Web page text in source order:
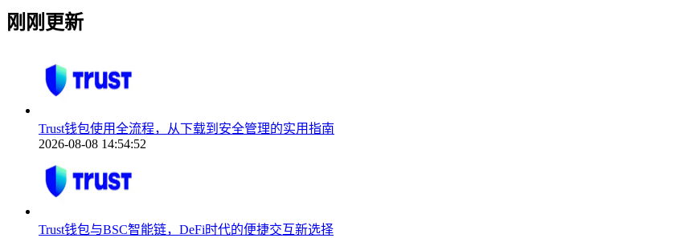
刚刚更新
Trust钱包使用全流程，从下载到安全管理的实用指南
2026-08-08 14:54:52
Trust钱包与BSC智能链，DeFi时代的便捷交互新选择